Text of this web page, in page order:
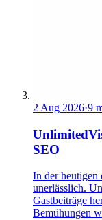
2 Aug 2026·9
SEO
In der heutigen
unerlässlich.
Gastbeiträge
Bemühungen